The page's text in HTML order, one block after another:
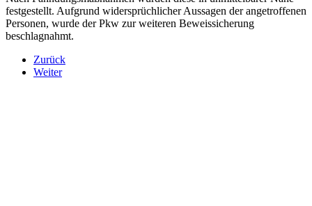
festgestellt. Aufgrund widersprüchlicher Aussagen der angetroffenen
Personen, wurde der Pkw zur weiteren Beweissicherung
beschlagnahmt.
Zurück
Weiter